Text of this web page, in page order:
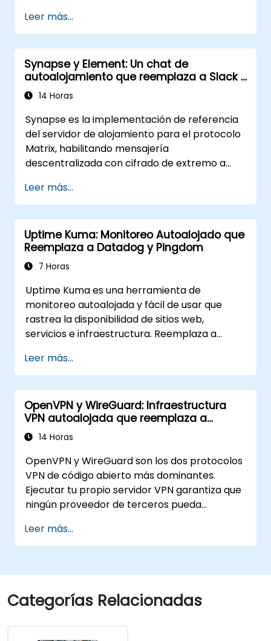
confidencialidad e integridad de los datos, el
uso del cifrado, certificados e infraestructura
de clave pública (PKI), así como el
almacenamiento seguro de contraseñas. El
curso también abarca protocolos y servicios
de seguridad en redes, sistemas de seguridad,
interconexión de sucursales corporativas y
pruebas de seguridad mediante pruebas de
penetración, escaneo de redes y detección
de vulnerabilidades.
Leer más...
Synapse y Element: Un chat de
autoalojamiento que reemplaza a Slack y
Microsoft Teams
14 Horas
Synapse es la implementación de referencia
del servidor de alojamiento para el protocolo
Matrix, habilitando mensajería
descentralizada con cifrado de extremo a
un instructor (en línea o presencial) está
dirigida a ingenieros de DevOps y
administradores de sistemas intermedios que
desean utilizar Synapse y Element para
reemplazar las plataformas de chat en la
nube con una infraestructura de mensajería
Leer más...
Uptime Kuma: Monitoreo Autoalojado que
Reemplaza a Datadog y Pingdom
7 Horas
Uptime Kuma es una herramienta de
monitoreo autoalojada y fácil de usar que
rastrea la disponibilidad de sitios web,
servicios e infraestructura. Reemplaza a
para equipos que desean tener el control de
sus datos de monitoreo. Este entrenamiento
en vivo con instructores (en línea o
presencial) está dirigido a ingenieros SRE y
DevOps de nivel principiante a intermedio que
deseen utilizar Uptime Kuma para reemplazar
una plataforma de seguimiento de estado
autoalojada y soberana.
Leer más...
OpenVPN y WireGuard: Infraestructura
VPN autoalojada que reemplaza a
ExpressVPN y NordLayer
14 Horas
OpenVPN y WireGuard son los dos protocolos
VPN de código abierto más dominantes.
Ejecutar tu propio servidor VPN garantiza que
ningún proveedor de terceros pueda
publicidad o cumplir con solicitudes de datos
extranjeras. Esta capacitación cubre ambos
amenazas y requisitos de rendimiento.
Leer más...
Categorías Relacionadas